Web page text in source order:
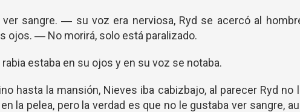
sangre. ― su voz era nerviosa, Ryd se acercó al
ojos. ― No morirá, solo está paralizado.
estaba en su ojos y en su voz se notaba.
hasta la mansión, Nieves iba cabizbajo, al parecer Ryd no
la pelea, pero la verdad es que no le gustaba ver sangre,